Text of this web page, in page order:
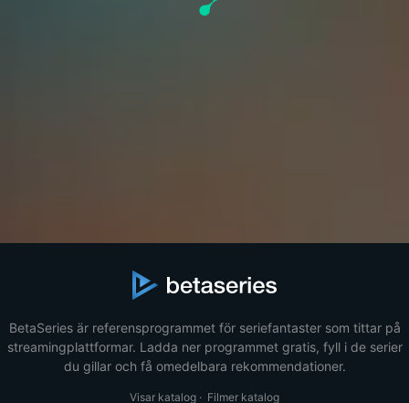
BetaSeries är referensprogrammet för seriefantaster som tittar på
streamingplattformar. Ladda ner programmet gratis, fyll i de serier
du gillar och få omedelbara rekommendationer.
Visar katalog · Filmer katalog